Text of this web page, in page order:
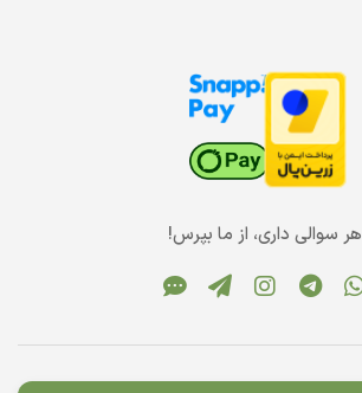
هر سوالی داری، از ما بپرس!